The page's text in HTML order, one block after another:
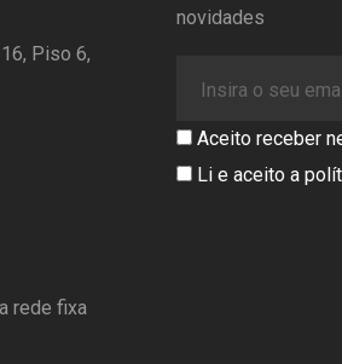
Piso 6,
rede fixa
novidades
Aceito receber
Li e aceito a